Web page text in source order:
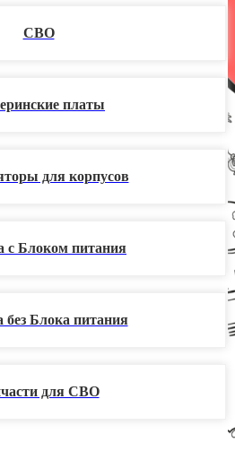
СВО
платы
для корпусов
с Блоком питания
без Блока питания
для СВО